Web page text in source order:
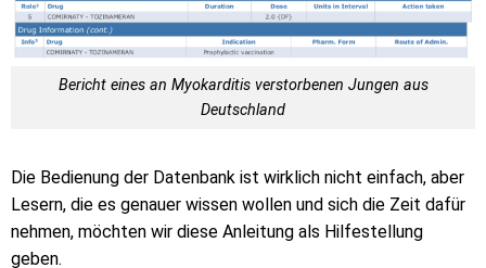
Bericht eines an Myokarditis verstorbenen Jungen aus
Deutschland
Die Bedienung der Datenbank ist wirklich nicht einfach, aber
Lesern, die es genauer wissen wollen und sich die Zeit dafür
nehmen, möchten wir diese Anleitung als Hilfestellung
geben.